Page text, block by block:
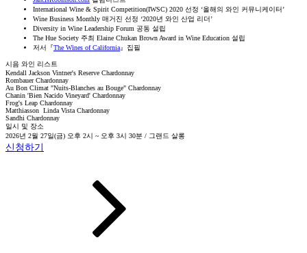
International Wine & Spirit Competition(IWSC) 2020 선정 ‘올해의 와인 커뮤니케이터’
Wine Business Monthly 매거진 선정 ‘2020년 와인 산업 리더’
Diversity in Wine Leadership Forum 공동 설립
The Hue Society 주최 Elaine Chukan Brown Award in Wine Education 설립
저서『The Wines of California』집필
시음 와인 리스트
Kendall Jackson Vintner's Reserve Chardonnay
Rombauer Chardonnay
Au Bon Climat "Nuits-Blanches au Bouge" Chardonnay
Chanin 'Bien Nacido Vineyard' Chardonnay
Frog's Leap Chardonnay
Matthiasson Linda Vista Chardonnay
Sandhi Chardonnay
일시 및 장소
2026년 2월 27일(금) 오후 2시 ~ 오후 3시 30분 / 그랜드 살롱
신청하기